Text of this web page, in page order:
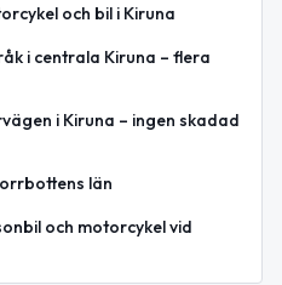
och bil i Kiruna
i centrala Kiruna – flera
i Kiruna – ingen skadad
län
och motorcykel vid